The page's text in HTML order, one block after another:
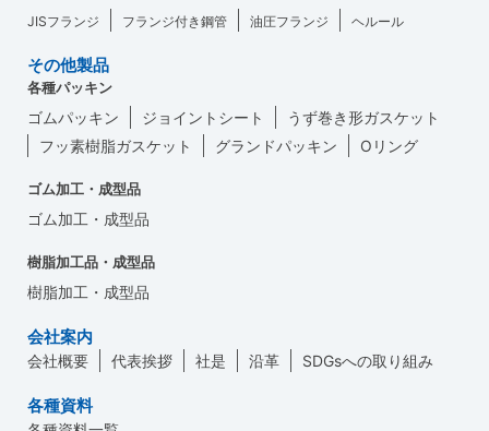
JISフランジ フランジ付き鋼管 油圧フランジ ヘルール
その他製品
各種パッキン
ゴムパッキン ジョイントシート
うず巻き形ガスケット
フッ素樹脂ガスケット
グランドパッキン Oリング
ゴム加工・成型品
ゴム加工・成型品
樹脂加工品・成型品
樹脂加工・成型品
会社案内
会社概要 代表挨拶 社是 沿革 SDGsへの取り組み
各種資料